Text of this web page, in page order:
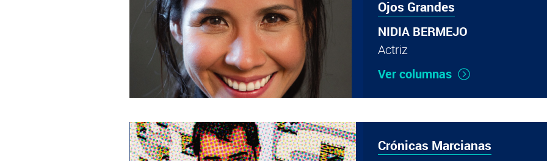
Ojos Grandes
NIDIA BERMEJO
Actriz
Ver columnas
Crónicas Marcianas